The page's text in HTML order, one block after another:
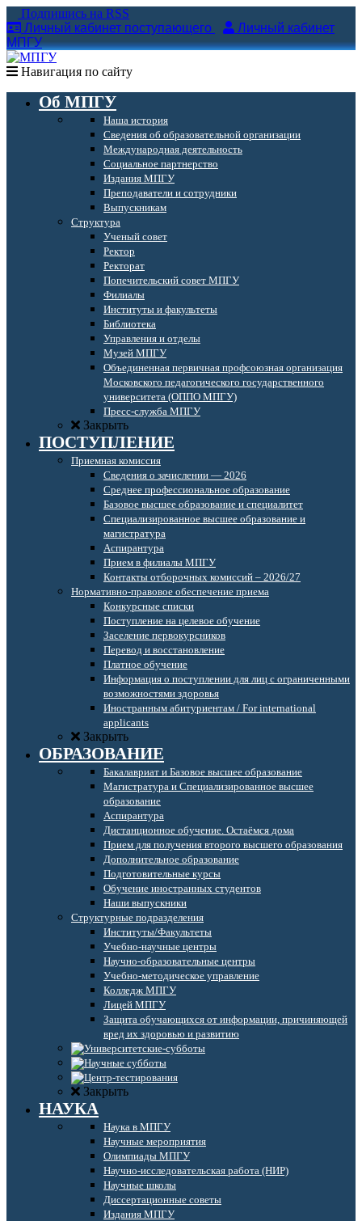
Подпишись на RSS
Личный кабинет поступающего
Личный кабинет
МПГУ
Навигация по сайту
Об МПГУ
Наша история
Сведения об образовательной организации
Международная деятельность
Социальное партнерство
Издания МПГУ
Преподаватели и сотрудники
Выпускникам
Структура
Ученый совет
Ректор
Ректорат
Попечительский совет МПГУ
Филиалы
Институты и факультеты
Библиотека
Управления и отделы
Музей МПГУ
Объединенная первичная профсоюзная организация
Московского педагогического государственного
университета (ОППО МПГУ)
Пресс-служба МПГУ
Закрыть
ПОСТУПЛЕНИЕ
Приемная комиссия
Сведения о зачислении — 2026
Среднее профессиональное образование
Базовое высшее образование и специалитет
Специализированное высшее образование и
магистратура
Аспирантура
Прием в филиалы МПГУ
Контакты отборочных комиссий – 2026/27
Нормативно-правовое обеспечение приема
Конкурсные списки
Поступление на целевое обучение
Заселение первокурсников
Перевод и восстановление
Платное обучение
Информация о поступлении для лиц с ограниченными
возможностями здоровья
Иностранным абитуриентам / For international
applicants
Закрыть
ОБРАЗОВАНИЕ
Бакалавриат и Базовое высшее образование
Магистратура и Специализированное высшее
образование
Аспирантура
Дистанционное обучение. Остаёмся дома
Прием для получения второго высшего образования
Дополнительное образование
Подготовительные курсы
Обучение иностранных студентов
Наши выпускники
Структурные подразделения
Институты/Факультеты
Учебно-научные центры
Научно-образовательные центры
Учебно-методическое управление
Колледж МПГУ
Лицей МПГУ
Защита обучающихся от информации, причиняющей
вред их здоровью и развитию
Закрыть
НАУКА
Наука в МПГУ
Научные мероприятия
Олимпиады МПГУ
Научно-исследовательская работа (НИР)
Научные школы
Диссертационные советы
Издания МПГУ